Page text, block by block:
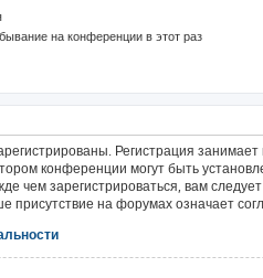
на конференции в этот раз
Регистрация занимает
конференции могут быть
чем зарегистрироваться, вам
на форумах означает